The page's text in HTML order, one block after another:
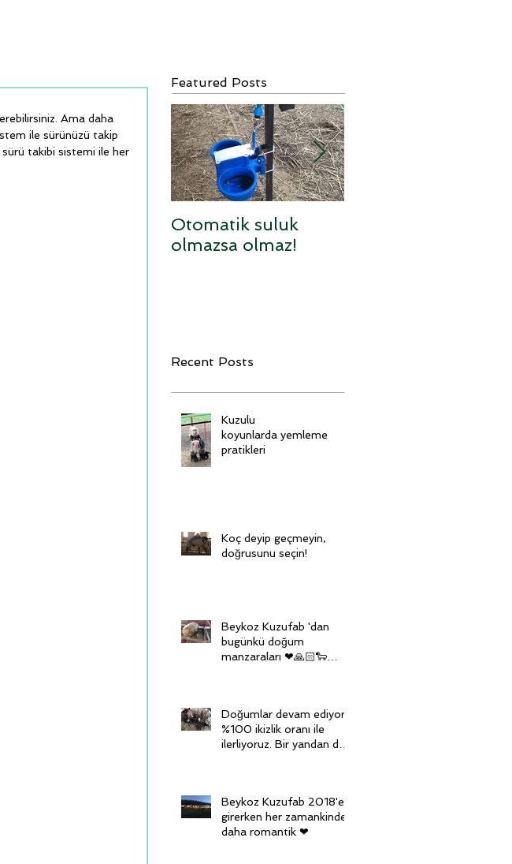
Ama daha
ile sürünüzü takip
sürü takibi sistemi ile her
Featured Posts
Otomatik suluk
olmazsa olmaz!
Recent Posts
Kuzulu
koyunlarda yemleme
pratikleri
Koç deyip geçmeyin,
doğrusunu seçin!
Beykoz Kuzufab 'dan
bugünkü doğum
manzaraları ❤🙏🏻🐑🙏🏻
Doğumlar devam ediyor,
%100 ikizlik oranı ile
ilerliyoruz. Bir yandan da
Beykoz Kuzufab 2018'e
girerken her zamankinden
daha romantik ❤